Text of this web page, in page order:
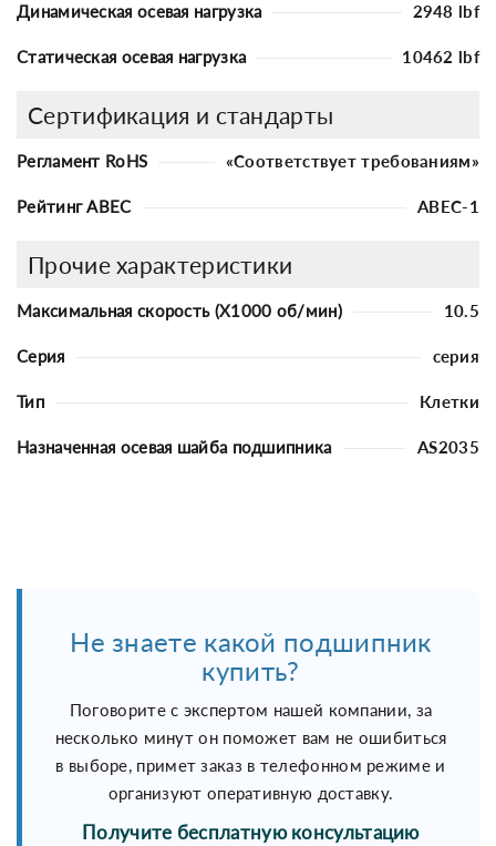
Динамическая осевая нагрузка 2948 lbf
Статическая осевая нагрузка 10462 lbf
Сертификация и стандарты
Регламент RoHS «Соответствует требованиям»
Рейтинг ABEC ABEC-1
Прочие характеристики
Максимальная скорость (X1000 об/мин) 10.5
Серия серия
Тип Клетки
Назначенная осевая шайба подшипника AS2035
Не знаете какой подшипник
купить?
Поговорите с экспертом нашей компании, за
несколько минут он поможет вам не ошибиться
в выборе, примет заказ в телефонном режиме и
организуют оперативную доставку.
Получите бесплатную консультацию